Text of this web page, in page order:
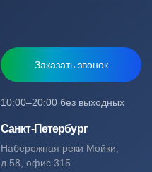
Заказать звонок
10:00–20:00 без выходных
Санкт-Петербург
Набережная реки Мойки,
д.58, офис 315